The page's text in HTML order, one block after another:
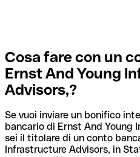
Cosa fare con un
Ernst And Young
Advisors,?
Se vuoi inviare un bonifico
bancario di Ernst And Young
sei il titolare di un conto
Infrastructure Advisors, in